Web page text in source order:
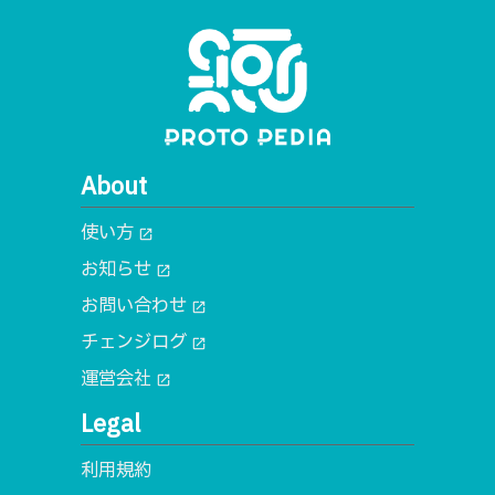
About
使い方 open_in_new
お知らせ open_in_new
お問い合わせ open_in_new
チェンジログ open_in_new
運営会社 open_in_new
Legal
利用規約